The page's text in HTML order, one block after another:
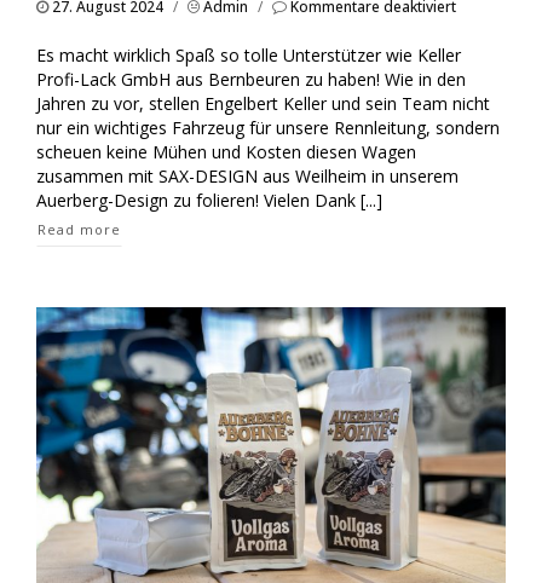
27. August 2024 / Admin / Kommentare deaktiviertfür
von
Fa.
Keller
Profi
Lack
Es macht wirklich Spaß so tolle Unterstützer wie Keller
Profi-Lack GmbH aus Bernbeuren zu haben! Wie in den
Jahren zu vor, stellen Engelbert Keller und sein Team nicht
nur ein wichtiges Fahrzeug für unsere Rennleitung, sondern
scheuen keine Mühen und Kosten diesen Wagen
zusammen mit SAX-DESIGN aus Weilheim in unserem
Auerberg-Design zu folieren! Vielen Dank [...]
Read more